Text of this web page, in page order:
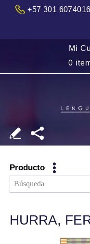
+57 301 6074016
Mi
0
Producto
HURRA,